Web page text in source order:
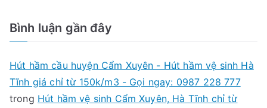
Bình luận gần đây
Hút hầm cầu huyện Cẩm Xuyên - Hút hầm vệ sinh Hà
Tĩnh giá chỉ từ 150k/m3 - Gọi ngay: 0987 228 777
trong Hút hầm vệ sinh Cẩm Xuyên, Hà Tĩnh chỉ từ